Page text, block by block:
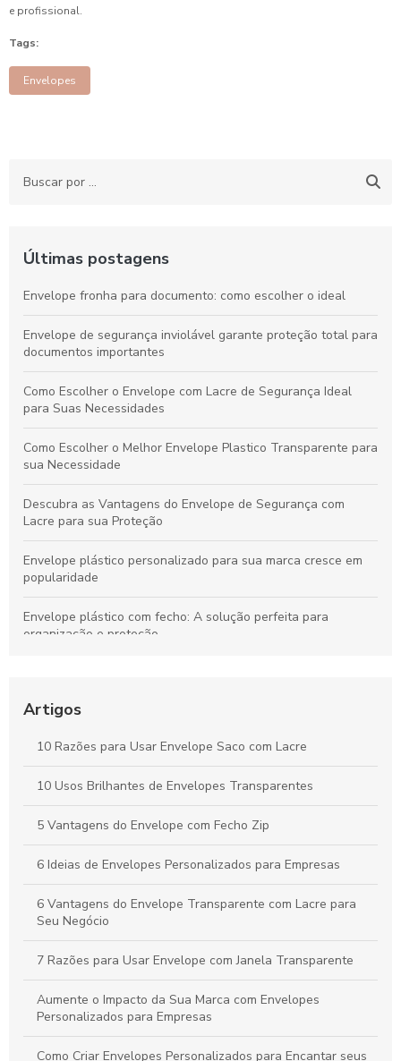
e profissional.
Tags:
Envelopes
Últimas postagens
Envelope fronha para documento: como escolher o ideal
Envelope de segurança inviolável garante proteção total para
documentos importantes
Como Escolher o Envelope com Lacre de Segurança Ideal
para Suas Necessidades
Como Escolher o Melhor Envelope Plastico Transparente para
sua Necessidade
Descubra as Vantagens do Envelope de Segurança com
Lacre para sua Proteção
Envelope plástico personalizado para sua marca cresce em
popularidade
Envelope plástico com fecho: A solução perfeita para
organização e proteção
necessidades.
Envelope com fecho zip: A solução prática para
armazenamento seguro
Como escolher o melhor Envelope flexível com lacre de
segurança
Artigos
10 Razões para Usar Envelope Saco com Lacre
10 Usos Brilhantes de Envelopes Transparentes
5 Vantagens do Envelope com Fecho Zip
6 Ideias de Envelopes Personalizados para Empresas
6 Vantagens do Envelope Transparente com Lacre para
Seu Negócio
7 Razões para Usar Envelope com Janela Transparente
Aumente o Impacto da Sua Marca com Envelopes
Personalizados para Empresas
Como Criar Envelopes Personalizados para Encantar seus